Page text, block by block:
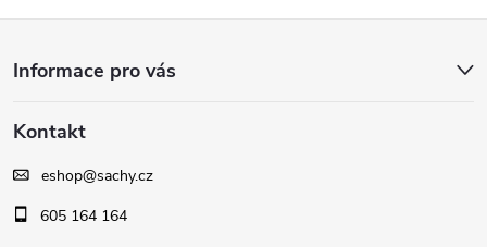
p
a
Informace pro vás
Kontakt
eshop@sachy.cz
605 164 164